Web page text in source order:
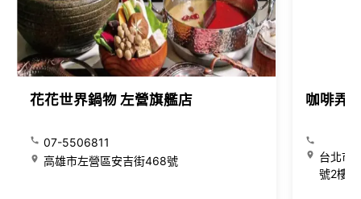
花花世界鍋物 左營旗艦店
07-5506811
高雄市左營區安吉街468號
咖啡弄
台北市
號2樓